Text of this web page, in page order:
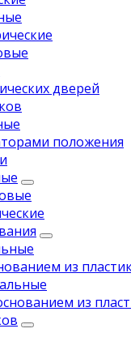
дверей
положения
из
из